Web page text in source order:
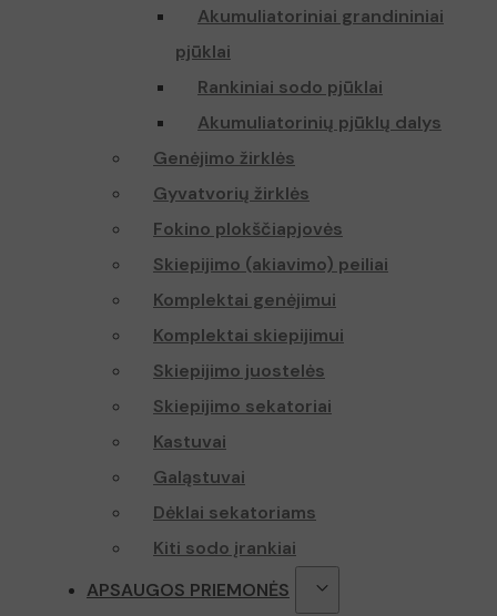
Akumuliatoriniai grandininiai
pjūklai
Rankiniai sodo pjūklai
Akumuliatorinių pjūklų dalys
Genėjimo žirklės
Gyvatvorių žirklės
Fokino plokščiapjovės
Skiepijimo (akiavimo) peiliai
Komplektai genėjimui
Komplektai skiepijimui
Skiepijimo juostelės
Skiepijimo sekatoriai
Kastuvai
Galąstuvai
Dėklai sekatoriams
Kiti sodo įrankiai
APSAUGOS PRIEMONĖS